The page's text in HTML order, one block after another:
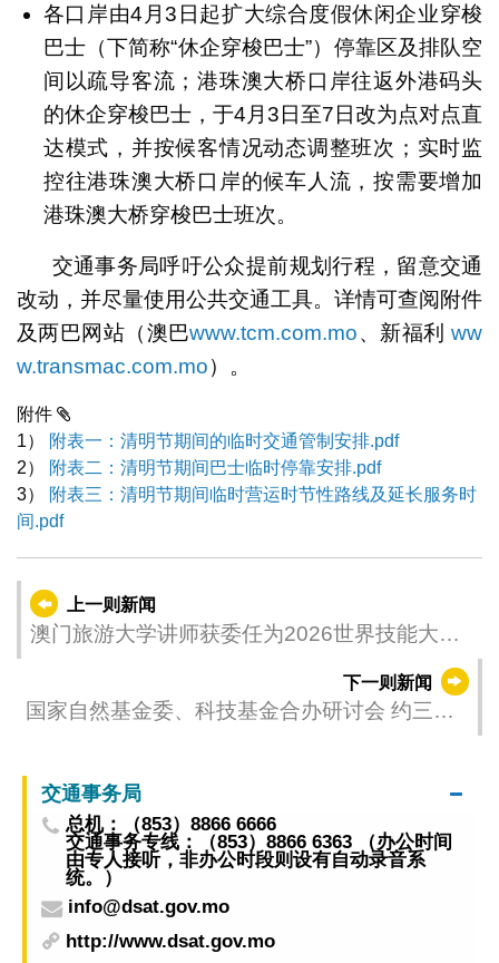
各口岸由4月3日起扩大综合度假休闲企业穿梭
巴士（下简称“休企穿梭巴士”）停靠区及排队空
间以疏导客流；港珠澳大桥口岸往返外港码头
的休企穿梭巴士，于4月3日至7日改为点对点直
达模式，并按候客情况动态调整班次；实时监
控往港珠澳大桥口岸的候车人流，按需要增加
港珠澳大桥穿梭巴士班次。
交通事务局呼吁公众提前规划行程，留意交通
改动，并尽量使用公共交通工具。详情可查阅附件
及两巴网站（澳巴www.tcm.com.mo、新福利ww
w.transmac.com.mo）。
附件
1）
附表一：清明节期间的临时交通管制安排.pdf
2）
附表二：清明节期间巴士临时停靠安排.pdf
3）
附表三：清明节期间临时营运时节性路线及延长服务时
间.pdf
上一则新闻
澳门旅游大学讲师获委任为2026世界技能大赛
下一则新闻
国家自然基金委、科技基金合办研讨会 约三十
交通事务局
总机：（853）8866 6666
交通事务专线：（853）8866 6363 （办公时间
由专人接听，非办公时段则设有自动录音系
统。）
info@dsat.gov.mo
http://www.dsat.gov.mo